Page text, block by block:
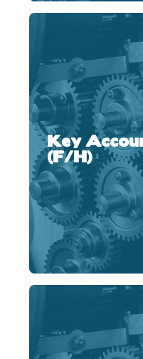
Key
(F/H)